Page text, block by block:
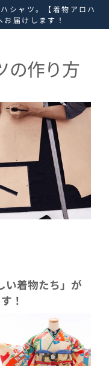
シャツ。【着物アロハ
届けします！
の作り方
い着物たち」が
！